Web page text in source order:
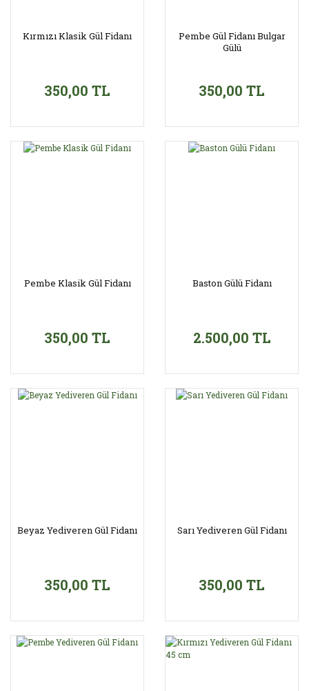
Kırmızı Klasik Gül Fidanı
350,00 TL
Pembe Gül Fidanı Bulgar
Gülü
350,00 TL
Pembe Klasik Gül Fidanı
350,00 TL
Baston Gülü Fidanı
2.500,00 TL
Beyaz Yediveren Gül Fidanı
350,00 TL
Sarı Yediveren Gül Fidanı
350,00 TL